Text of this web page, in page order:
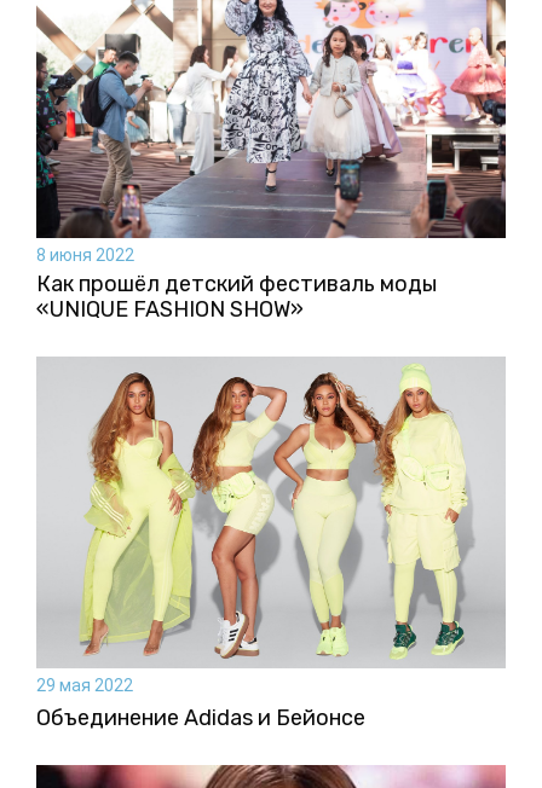
8 июня 2022
Как прошёл детский фестиваль моды
«UNIQUE FASHION SHOW»
29 мая 2022
Объединение Adidas и Бейонсе